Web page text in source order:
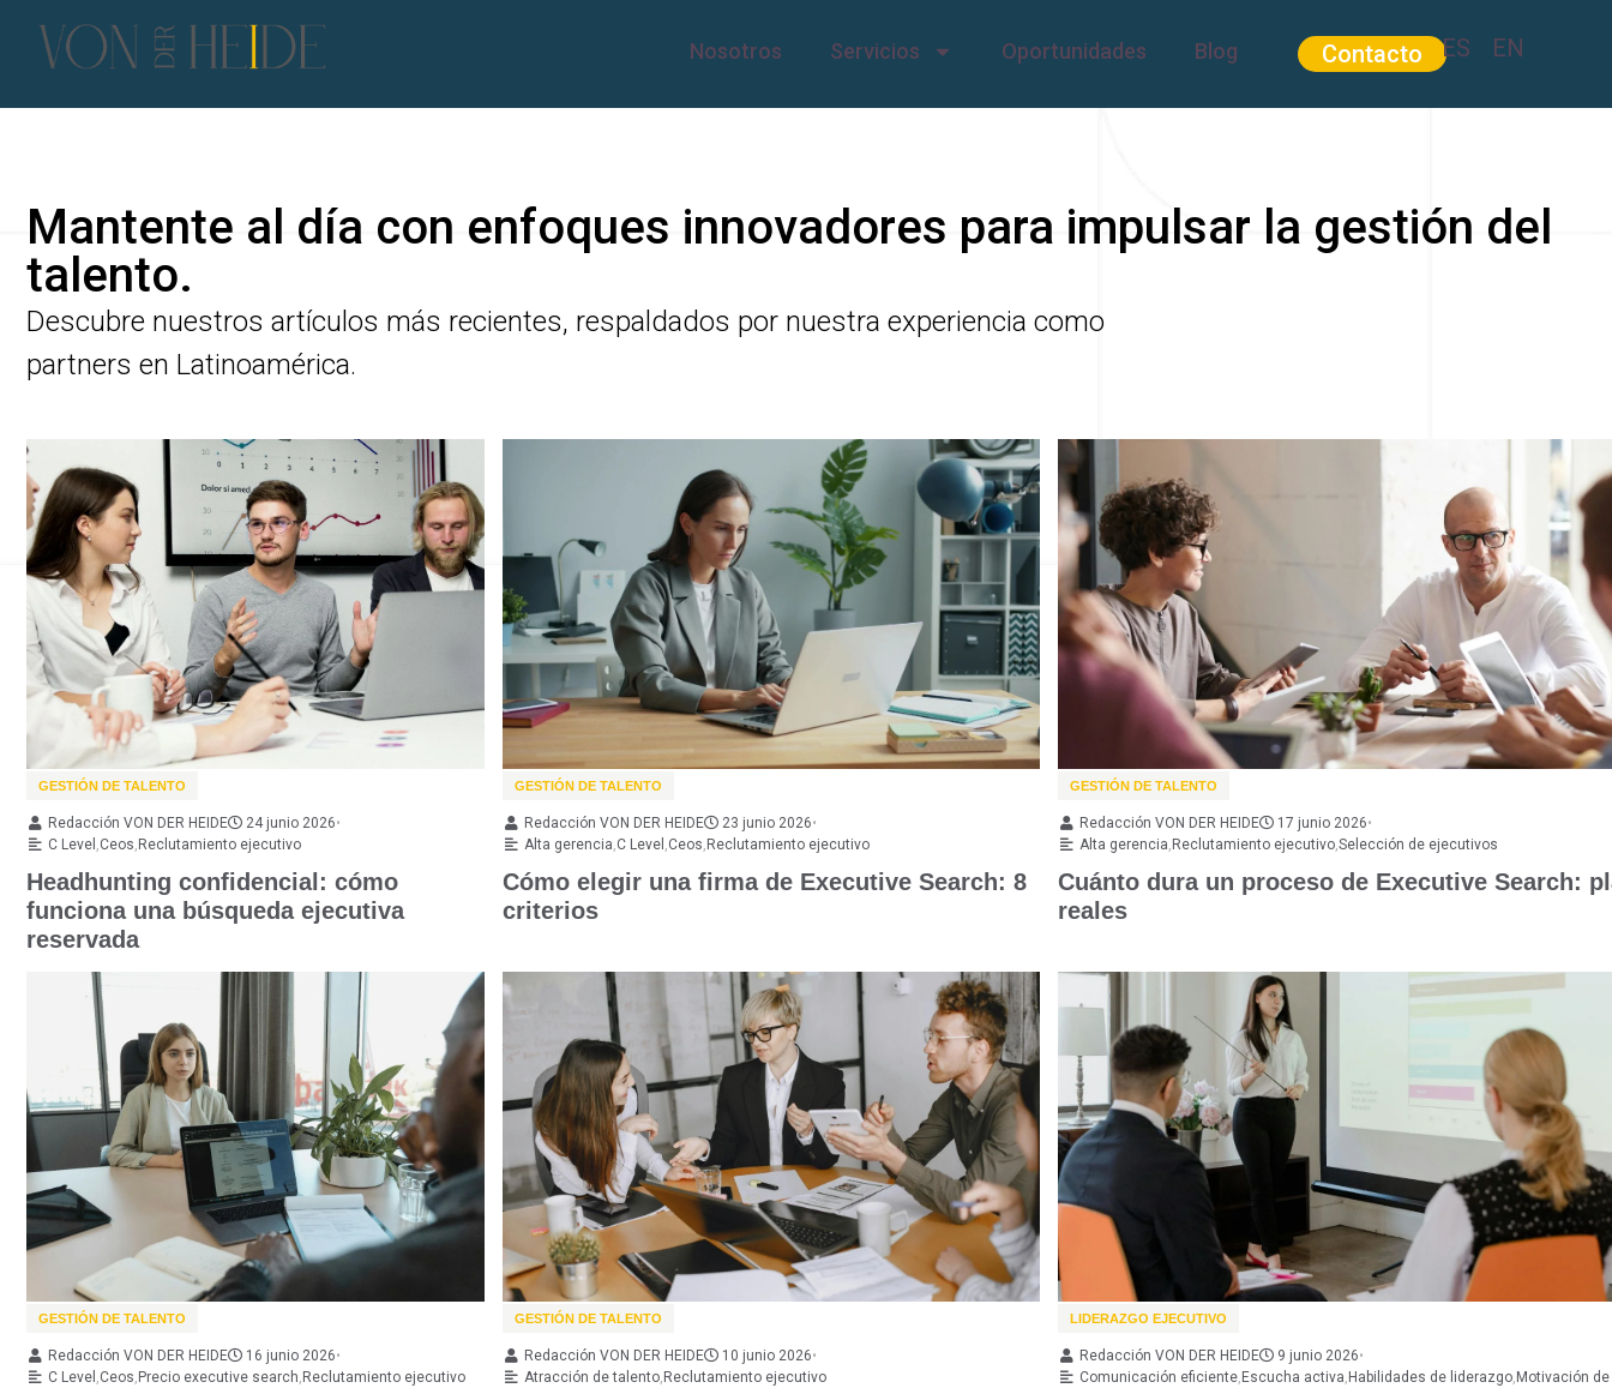
Nosotros Servicios Oportunidades Blog Contacto ES
EN
Contacto
Mantente al día con enfoques innovadores para impulsar la gestión del
talento.
Descubre nuestros artículos más recientes, respaldados por nuestra experiencia como
partners en Latinoamérica.
GESTIÓN DE TALENTO
Headhunting confidencial: cómo
funciona una búsqueda ejecutiva
reservada
Redacción VON DER HEIDE 24 junio 2026•
C Level ,Ceos, Reclutamiento ejecutivo
GESTIÓN DE TALENTO
Cómo elegir una firma de Executive Search: 8
criterios
Redacción VON DER HEIDE 23 junio 2026•
Alta gerencia,C Level ,Ceos, Reclutamiento ejecutivo
GESTIÓN DE TALENTO
Cuánto dura un proceso de Executive Search:
reales
Redacción VON DER HEIDE 17 junio 2026•
Alta gerencia, Reclutamiento ejecutivo,Selección de ejecutivos
GESTIÓN DE TALENTO
Redacción VON DER HEIDE 16 junio 2026•
C Level ,Ceos, Precio executive search, Reclutamiento ejecutivo
GESTIÓN DE TALENTO
Redacción VON DER HEIDE 10 junio 2026•
Atracción de talento, Reclutamiento ejecutivo
LIDERAZGO EJECUTIVO
Redacción VON DER HEIDE 9 junio 2026•
Comunicación eficiente, Escucha activa, Habilidades de liderazgo, Motivación